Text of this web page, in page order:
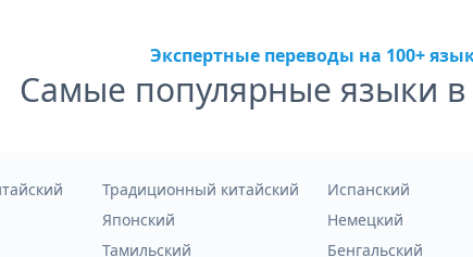
Экспертные переводы на 100+
Самые популярные языки в
Традиционный китайский Испанский
Японский Немецкий
Тамильский Бенгальский